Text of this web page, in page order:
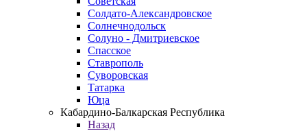
Солдато-Александровское
Солнечнодольск
Солуно - Дмитриевское
Спасское
Ставрополь
Суворовская
Татарка
Юца
Кабардино‑Балкарская Республика
Назад